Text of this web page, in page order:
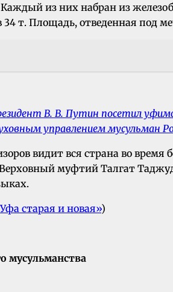
Каждый из них набран из
т. Площадь, отведенная под
В. В. Путин посетил
управлением мусульман
видит вся страна во
муфтий Талгат
старая и новая»)
мусульманства